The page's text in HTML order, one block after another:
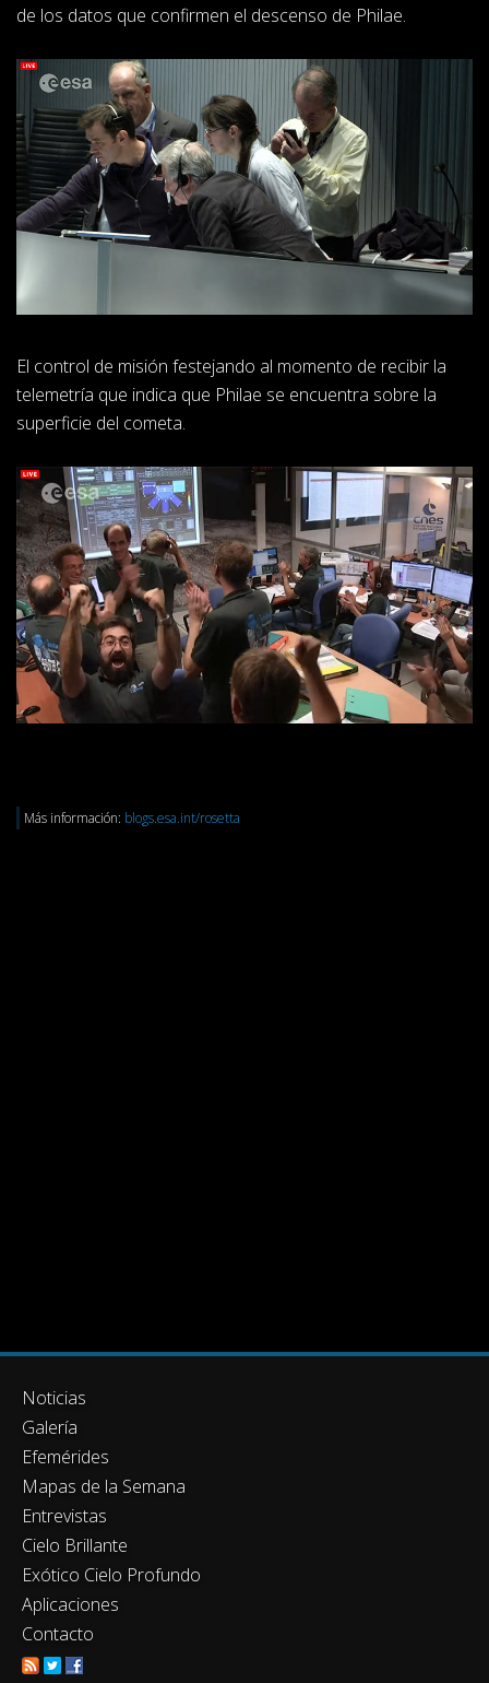
de los datos que confirmen el descenso de Philae.
El control de misión festejando al momento de recibir la
telemetría que indica que Philae se encuentra sobre la
superficie del cometa.
Más información: blogs.esa.int/rosetta
Noticias
Galería
Efemérides
Mapas de la Semana
Entrevistas
Cielo Brillante
Exótico Cielo Profundo
Aplicaciones
Contacto